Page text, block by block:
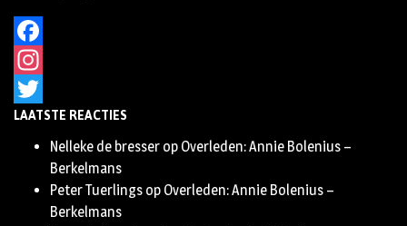
Facebook
Instagram
Twitter
LAATSTE REACTIES
Nelleke de bresser op Overleden: Annie Bolenius –
Berkelmans
Peter Tuerlings op Overleden: Annie Bolenius –
Berkelmans